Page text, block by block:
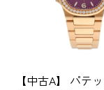
【中古A】 パテ